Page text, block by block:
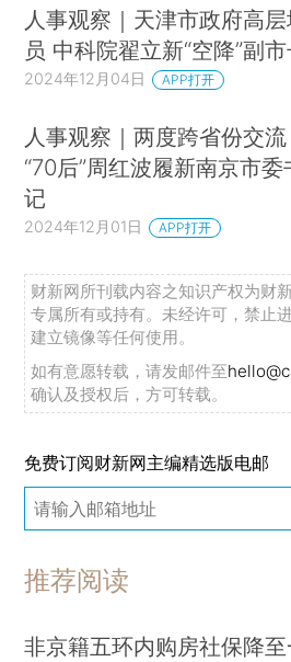
人事观察｜天津市政府高层
员 中科院翟立新“空降”副
2024年12月04日 APP打开
人事观察｜两度跨省份交流
“70后”周红波履新南京市委
记
2024年12月01日 APP打开
财新网所刊载内容之知识产权为财
专属所有或持有。未经许可，禁止
建立镜像等任何使用。
如有意愿转载，请发邮件至
确认及授权后，方可转载。
免费订阅财新网主编精选版电邮
推荐阅读
非京籍五环内购房社保降至